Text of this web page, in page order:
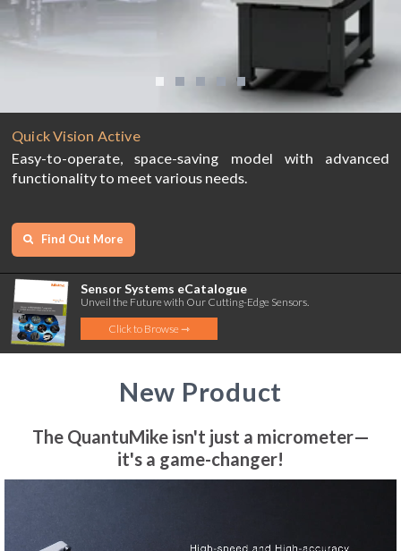
Quick Vision Active
Easy-to-operate, space-saving model with advanced
functionality to meet various needs.
Find Out More
Sensor Systems eCatalogue
Unveil the Future with Our Cutting-Edge Sensors.
Click to Browse ⇾
New Product
The QuantuMike isn't just a micrometer—
it's a game-changer!